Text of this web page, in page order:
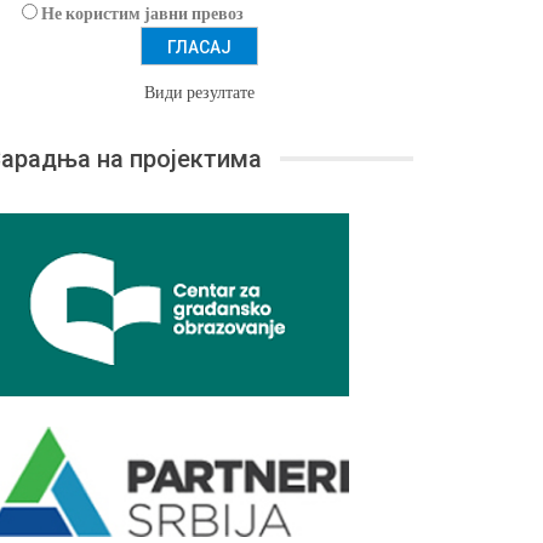
Не користим јавни превоз
Види резултате
на пројектима